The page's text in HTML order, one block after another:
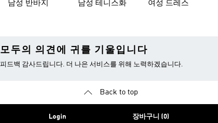
남성 반바지 남성 테니스화 여성 드레스
모두의 의견에 귀를 기울입니다
피드백 감사드립니다. 더 나은 서비스를 위해 노력하겠습니다.
Back to top
Login 장바구니 (0)